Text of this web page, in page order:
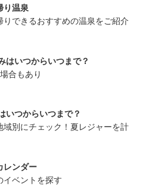
り温泉
りできるおすすめの温泉をご紹介
はいつからいつまで？
合もあり
いつからいつまで？
域別にチェック！夏レジャーを計
レンダー
イベントを探す